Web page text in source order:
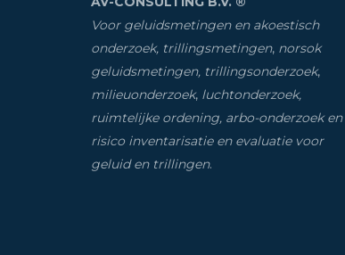
Voor geluidsmetingen en akoestisch
onderzoek, trillingsmetingen, norsok
geluidsmetingen, trillingsonderzoek,
milieuonderzoek, luchtonderzoek,
ruimtelijke ordening, arbo-onderzoek en
risico inventarisatie en evaluatie voor
geluid en trillingen.